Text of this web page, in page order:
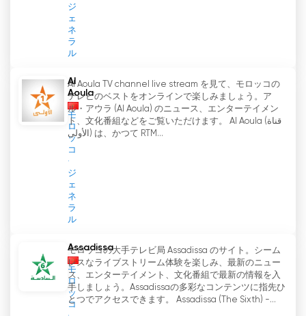
わたる大胆さへのこだわりが、Tele Marocを競合
他社と一線を画しています。このチャンネルのジャ
ーナリストと技術者のチームは、すべての番組とニ
れるよう、たゆまぬ努力を続けています。こうした
品質へのこだわりにより、Tele Marocは信頼でき
る情報源として高い評価を得ています。
結論として、Tele Marocはモロッコへの窓を世界
に提供する民放のトップチャンネルとしての地位を
確立した。ライブストリーム技術を活用し、オンラ
インでテレビを視聴できる機能を提供することで、
同チャンネルは国内外のモロッコ人にリーチするこ
とに成功している。多様な番組を持ち、正確さとプ
モロッコの人々と祖国を結びつけ、最新のニュース
や出来事を伝える上で重要な役割を果たし続けてい
ジ
ェ
ネ
ラ
ル
Al
Aoula
モ
ロ
ッ
コ
ジ
ェ
ネ
ラ
ル
Al Aoula TV channel live stream を見て、モロッコの
テレビのベストをオンラインで楽しみましょう。ア
ル・アウラ (Al Aoula) のニュース、エンターテイメン
ト、文化番組などをご覧いただけます。 Al Aoula (قناة
الأولى) は、かつて RTM...
Assadissa
モ
ロ
ッ
コ
モロッコの大手テレビ局 Assadissa のサイト。シーム
レスなライブストリーム体験を楽しみ、最新のニュー
ス、エンターテイメント、文化番組で最新の情報を入
手しましょう。Assadissaの多彩なコンテンツに指先ひ
とつでアクセスできます。 Assadissa (The Sixth) -...